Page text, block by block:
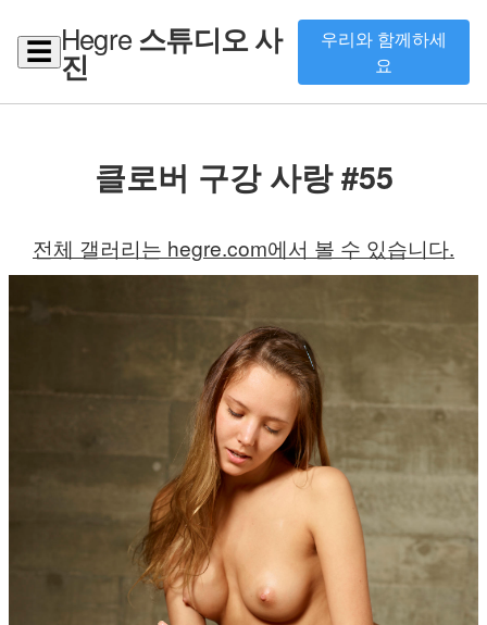
☰ Hegre스튜디오 사
진
우리와 함께하세
요
클로버 구강 사랑 #55
전체 갤러리는 hegre.com에서 볼 수 있습니다.